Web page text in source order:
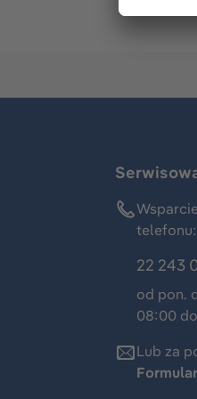
telefonu:
22 243
od pon.
08:00
Lub za